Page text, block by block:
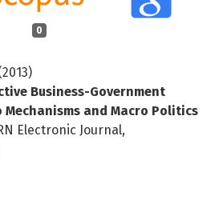
0
Business-Government
and Macro Politics
Electronic Journal,